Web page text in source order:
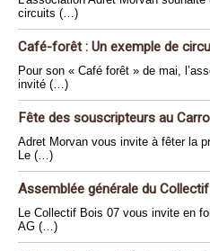
circuits (…)
Café-forêt : Un exemple de
Pour son « Café forêt » de mai,
invité (…)
Fête des souscripteurs au
Adret Morvan vous invite à fêter la
Le (…)
Assemblée générale du
Le Collectif Bois 07 vous invite en
AG (…)